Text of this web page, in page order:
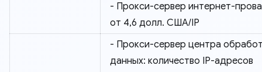
- Прокси-сервер интернет-
от 4,6 долл. США/IP
- Прокси-сервер центра
данных: количество IP-адресов